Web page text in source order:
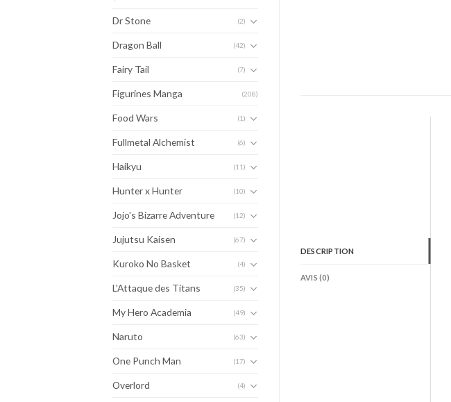
Dr Stone (2)
Dragon Ball (42)
Fairy Tail (7)
Figurines Manga (208)
Food Wars (1)
Fullmetal Alchemist (6)
Haikyu (11)
Hunter x Hunter (10)
Jojo's Bizarre Adventure (12)
Jujutsu Kaisen (67)
Kuroko No Basket (4)
L'Attaque des Titans (35)
My Hero Academia (49)
Naruto (63)
One Punch Man (17)
Overlord (4)
DESCRIPTION
AVIS (0)